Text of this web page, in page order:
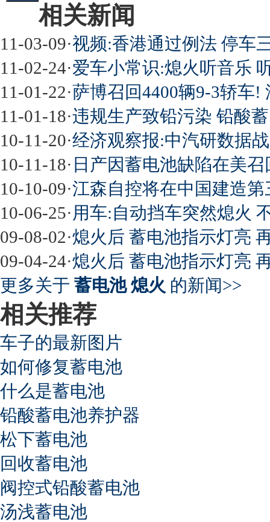
相关新闻
11-03-09·视频:香港通过例法 停车
11-02-24·爱车小常识:熄火听音乐
11-01-22·萨博召回4400辆9-3轿车!
11-01-18·违规生产致铅污染 铅酸
10-11-20·经济观察报:中汽研数据
10-11-18· 日产因蓄电池缺陷在美召
10-10-09·江森自控将在中国建造
10-06-25·用车:自动挡车突然熄火
09-08-02·熄火后 蓄电池指示灯亮
09-04-24·熄火后 蓄电池指示灯亮
更多关于 蓄电池 熄火 的新闻>>
相关推荐
车子的最新图片
如何修复蓄电池
什么是蓄电池
铅酸蓄电池养护器
松下蓄电池
回收蓄电池
阀控式铅酸蓄电池
汤浅蓄电池